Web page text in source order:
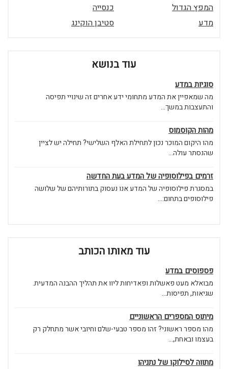
המפץ הגדול
כנסייה
מדע
סטיבן הוקינג
עוד בנושא
סוגיות במדע
מה שמאפיין את המדע מתחומי ידע אחרים זה שינויי תפיסה
והתעצבות במשך...
מהות הקוסמוס
מהו היקום המוכר נכון לתחילת האלף השלישי? תחילה יש לציין
שהנסתר עולה...
זרמים בפילוסופיה של המדע בעת החדשה
במסגרת פילוסופיה של המדע אנו נעסוק בתורותיהם של שלושה
פילוסופים בתחום:...
עוד מאותו הכותב
פספוסים במדע
מבואלא מעט פאשלות ופאדיחות ליוו את תהליך ההבנה המדעית.
שגיאות, תפיסות...
מיתוס המספרים הראשוניים
מהו מספר ראשוני? זהו מספר טבעי-שלם וחיובי אשר מתחלק רק
בעצמו ובאחת,...
מתווה לסילוקו של נתניהו